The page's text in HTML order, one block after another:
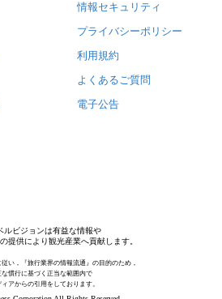
情報セキュリティ
プライバシーポリシー
利用規約
よくあるご質問
電子公告
ルビジョンは有益な情報や
提供により観光産業へ貢献します。
い，『旅行業界の情報流通』の目的のため，
な慣行に基づく正当な範囲内で
アからの引用をしております。